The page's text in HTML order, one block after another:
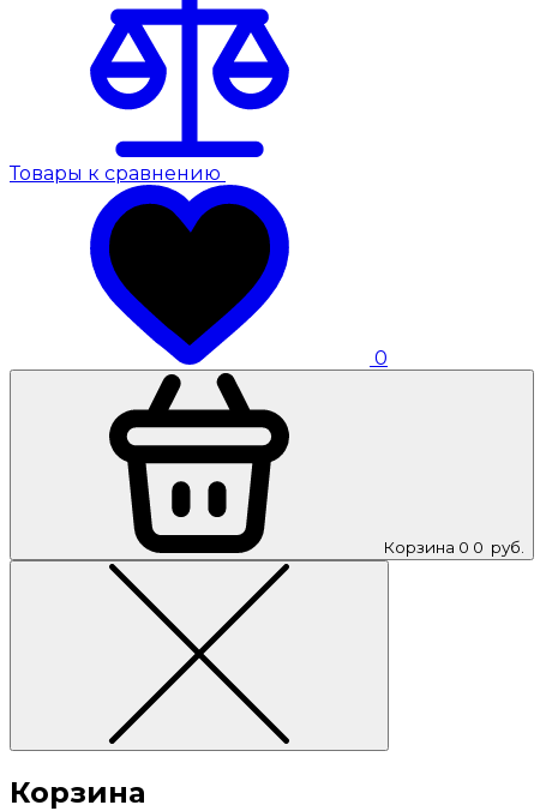
Товары к сравнению
0
Корзина 0 0 руб.
Корзина